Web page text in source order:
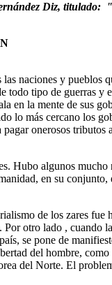
Diz,
naciones y pueblos
todo tipo de guerras
en la mente de sus
lo más cercano los
onerosos
Hubo algunos
en su
de los zares
otro lado , cuando
se pone de
del hombre,
del Norte. El